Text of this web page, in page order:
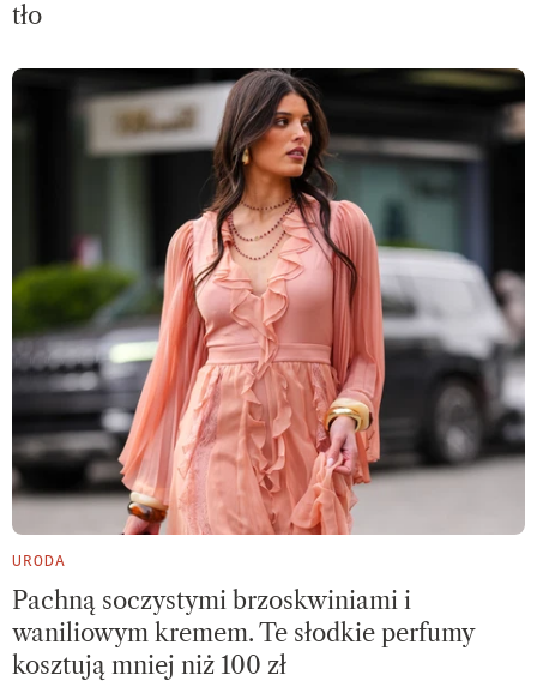
tło
URODA
Pachną soczystymi brzoskwiniami i
waniliowym kremem. Te słodkie perfumy
kosztują mniej niż 100 zł